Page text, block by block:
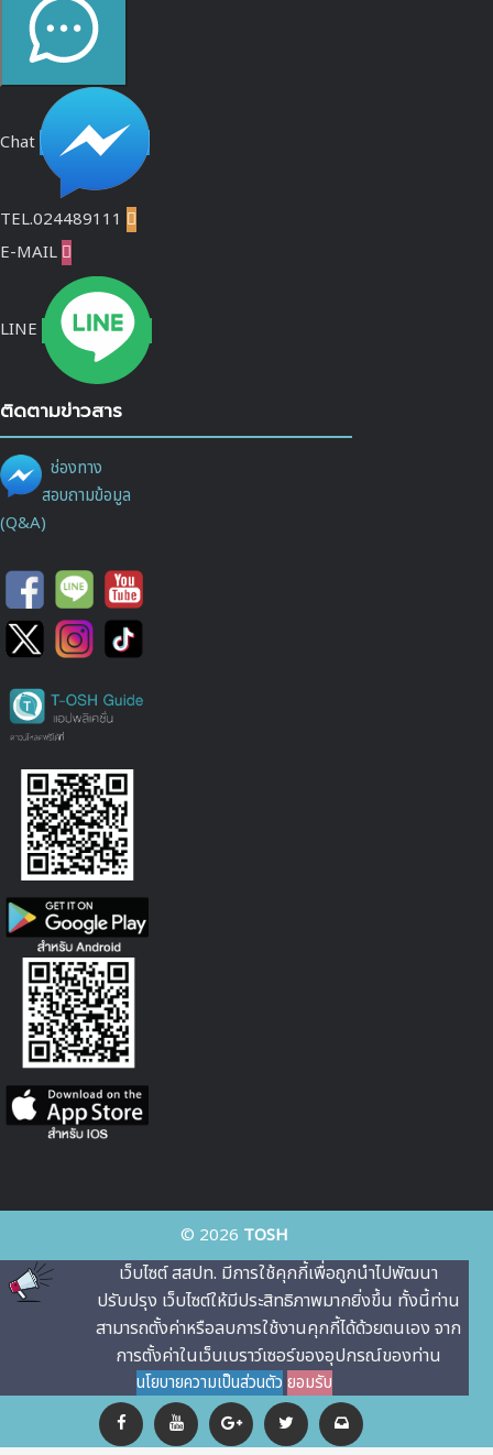
Chat
TEL.024489111 
E-MAIL 
LINE
ติดตามข่าวสาร
ช่องทาง
สอบถามข้อมูล
(Q&A)
© 2026 TOSH
เว็บไซต์ สสปท. มีการใช้คุกกี้เพื่อถูกนําไปพัฒนา
ปรับปรุง เว็บไซต์ให้มีประสิทธิภาพมากยิ่งขึ้น ทั้งนี้ท่าน
สามารถตั้งค่าหรือลบการใช้งานคุกกี้ได้ด้วยตนเอง จาก
การตั้งค่าในเว็บเบราว์เซอร์ของอุปกรณ์ของท่าน
นโยบายความเป็นส่วนตัว ยอมรับ